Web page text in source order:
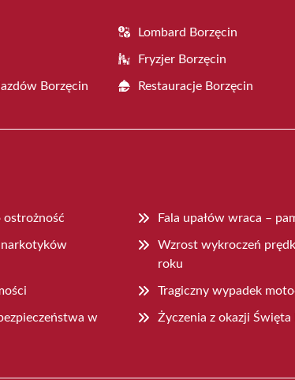
Lombard Borzęcin
Fryzjer Borzęcin
Borzęcin Restauracje Borzęcin
ostrożność Fala upałów wraca –
narkotyków
Wzrost wykroczeń
roku
Tragiczny wypadek
w
Życzenia z okazji